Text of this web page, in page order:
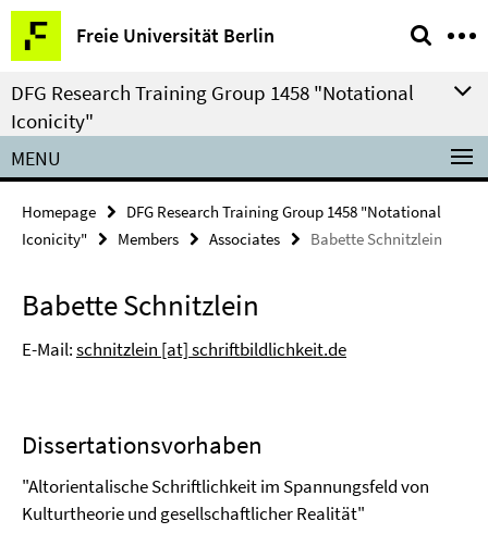
Springe
direkt
zu
Inhalt
Freie Universität Berlin
Service
Navigation
DFG Research Training Group 1458 "Notational
Iconicity"
MENU
Homepage
DFG Research Training Group 1458 "Notational
Iconicity"
Members Associates Babette Schnitzlein
Babette Schnitzlein
E-Mail:schnitzlein [at] schriftbildlichkeit.de
Dissertationsvorhaben
"Altorientalische Schriftlichkeit im Spannungsfeld von
Kulturtheorie und gesellschaftlicher Realität"